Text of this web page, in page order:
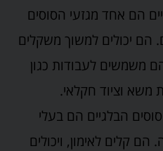
הם אחד מגזעי הסוסים
הם יכולים למשוך משקלים
משמשים לעבודות כגון
משא וציוד חקלאי.
הבלגיים הם בעלי
הם קלים לאימון, ויכולים